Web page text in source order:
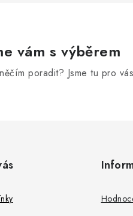
vám s výběrem
poradit? Jsme tu pro